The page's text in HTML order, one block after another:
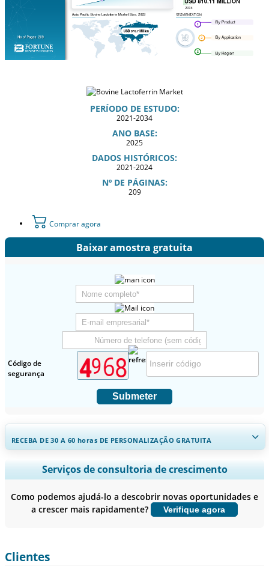
PERÍODO DE ESTUDO:
2021-2034
ANO BASE:
2025
DADOS HISTÓRICOS:
2021-2024
Nº DE PÁGINAS:
209
Comprar agora
Baixar amostra gratuita
Código de
segurança
Submeter
RECEBA DE 30 A 60 horas DE PERSONALIZAÇÃO GRATUITA
Ampliar a cobertura regional e por país, Análise de segmentos,
Perfis de empresas, Benchmarking competitivo, e insights sobre o
Personalizar agora
Serviços de consultoria de crescimento
Como podemos ajudá-lo a descobrir novas oportunidades e
a crescer mais rapidamente?
Verifique agora
Clientes